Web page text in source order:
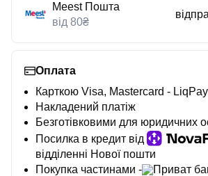
Meest Пошта
від 80₴
Оплата
Карткою Visa, Mastercard - LiqPay
Накладений платіж
Безготівковими для юридичних
Посилка в кредит від
відділенні Нової пошти
Покупка частинами -
Приват